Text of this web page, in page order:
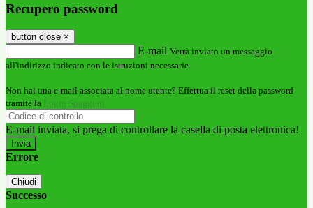
Recupero password
button close ×
E-mail Verrà inviato un messaggio
all'indirizzo indicato con le istruzioni necessarie.
Non hai una e-mail associata al nome utente? Effettua il reset della password
tramite la Login Spaggiari
E-mail inviata, si prega di controllare la casella di posta elettronica!
Errore
Chiudi
Successo